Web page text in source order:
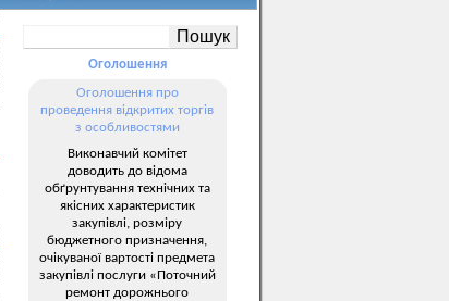
Оголошення
Оголошення про
проведення відкритих торгів
з особливостями
Виконавчий комітет
доводить до відома
обґрунтування технічних та
якісних характеристик
закупівлі, розміру
бюджетного призначення,
очікуваної вартості предмета
закупівлі послуги «Поточний
ремонт дорожнього